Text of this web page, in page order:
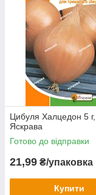
Цибуля Халцедон 5 г,
Яскрава
Готово до відправки
21,99 ₴/упаковка
Купити